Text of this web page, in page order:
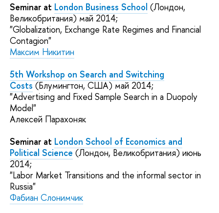
Seminar at London Business School (Лондон,
Великобритания) май 2014;
"Globalization, Exchange Rate Regimes and Financial
Contagion"
Максим Никитин
5th Workshop on Search and Switching
Costs (Блумингтон, США) май 2014;
"Advertising and Fixed Sample Search in a Duopoly
Model"
Алексей Парахоняк
Seminar at London School of Economics and
Political Science (Лондон, Великобритания) июнь
2014;
"Labor Market Transitions and the informal sector in
Russia"
Фабиан Слонимчик